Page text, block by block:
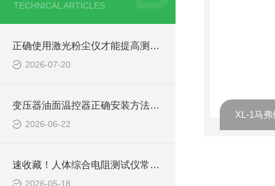
TECHNICAL ARTICLES
正确使用激光粉尘仪才能提高测量数据的可靠性
2026-07-20
变压器油面温控器正确安装方法及关键要点专业分享
2026-06-22
速收藏！人体综合电阻测试仪常见故障的解决方法分享
2026-05-18
XL-1马弗